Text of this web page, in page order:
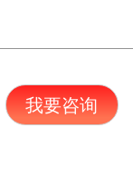
我要咨询